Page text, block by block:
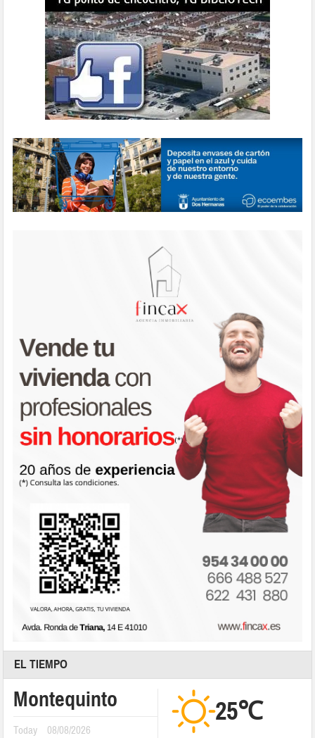
EL TIEMPO
Montequinto
Today 08/08/2026
25℃